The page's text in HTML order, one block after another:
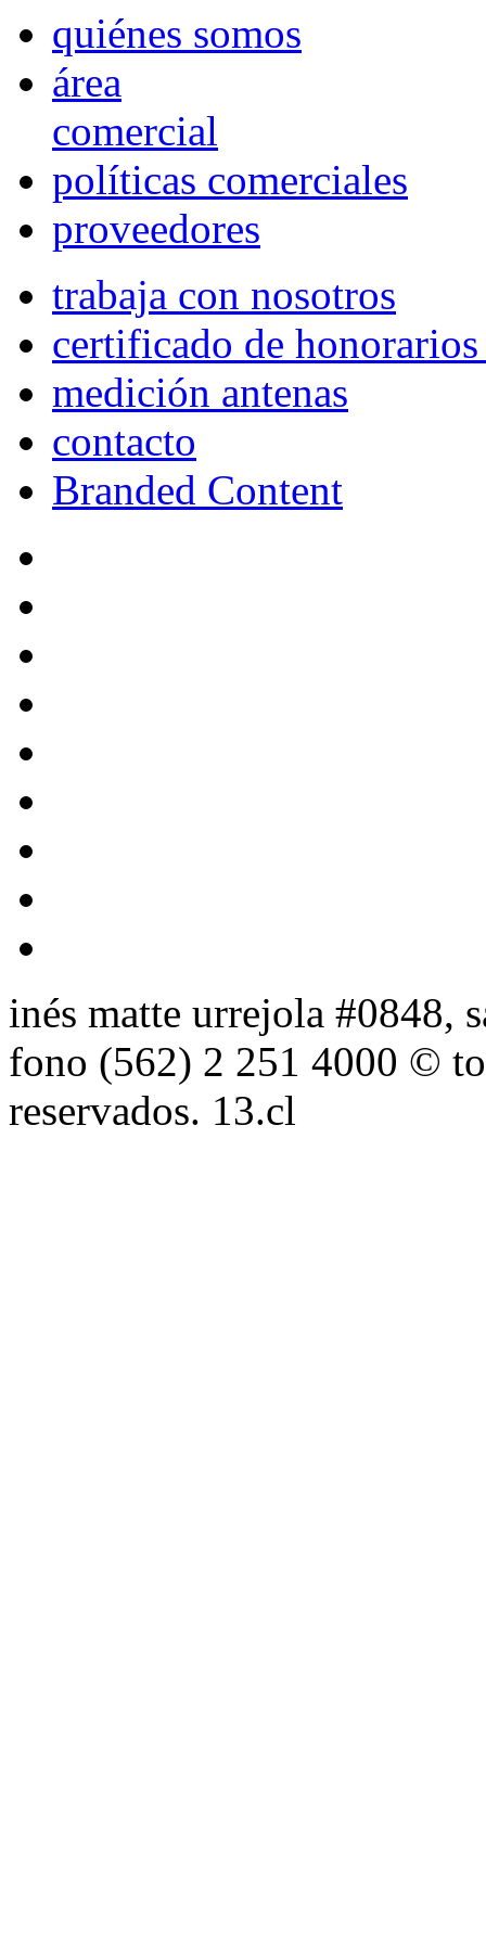
quiénes somos
área
comercial
políticas comerciales
proveedores
trabaja con nosotros
certificado de
medición antenas
contacto
Branded Content
inés matte urrejola #0848,
fono (562) 2 251 4000 ©
reservados. 13.cl